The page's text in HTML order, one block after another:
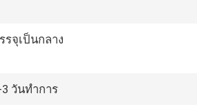
รจุเป็นกลาง
3 วันทำการ